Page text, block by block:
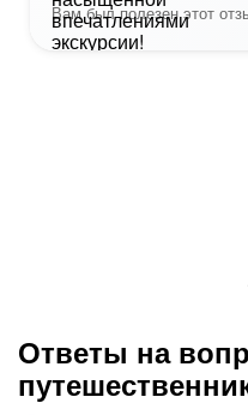
Вам был полезен этот
Ответы на